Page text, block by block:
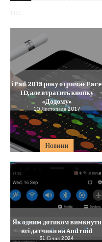
Новини
iPad 2018 року отримає Face
ID, але втратить кнопку
«Додому»
10 Листопада 2017
Як одним дотиком вимкнути
всі датчики на Android
31 Січня 2024